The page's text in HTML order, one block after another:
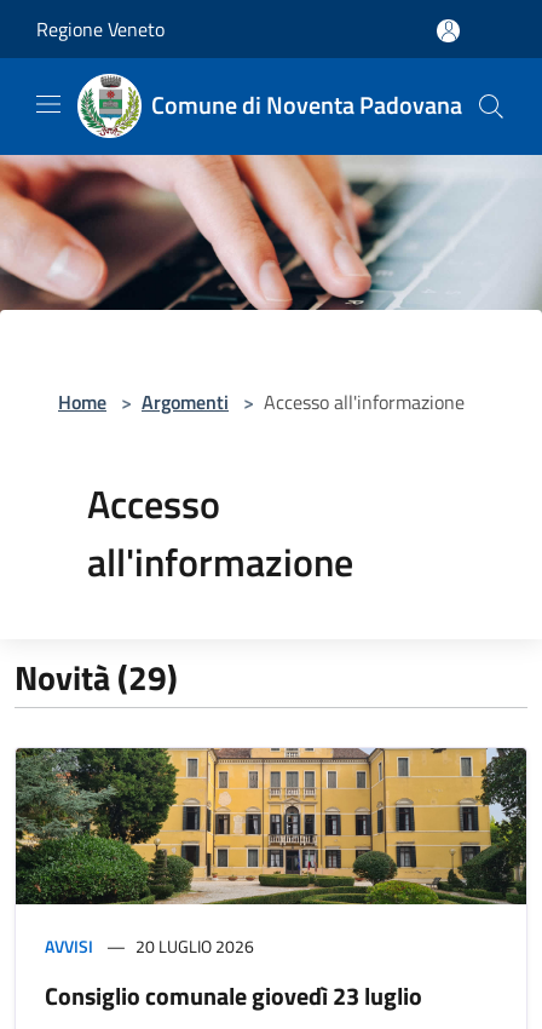
Regione Veneto
Comune di Noventa Padovana
Home > Argomenti > Accesso all'informazione
Accesso
all'informazione
Novità (29)
AVVISI 20 LUGLIO 2026
Consiglio comunale giovedì 23 luglio